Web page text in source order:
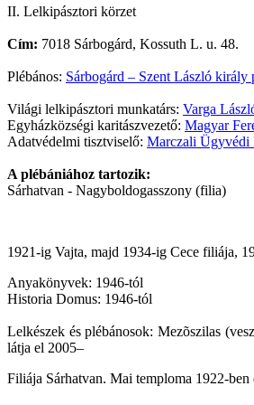
II. Lelkipásztori körzet
Cím: 7018 Sárbogárd, Kossuth L. u. 48.
Plébános: Sárbogárd – Szent László király
Világi lelkipásztori munkatárs: Varga
Egyházközségi karitászvezető: Magyar
Adatvédelmi tisztviselő: Marczali Ügyvédi
A plébániához tartozik:
Sárhatvan - Nagyboldogasszony (filia)
1921-ig Vajta, majd 1934-ig Cece filiája,
Anyakönyvek: 1946-tól
Historia Domus: 1946-tól
Lelkészek és plébánosok: Mezõszilas
látja el 2005–
Filiája Sárhatvan. Mai temploma 1922-